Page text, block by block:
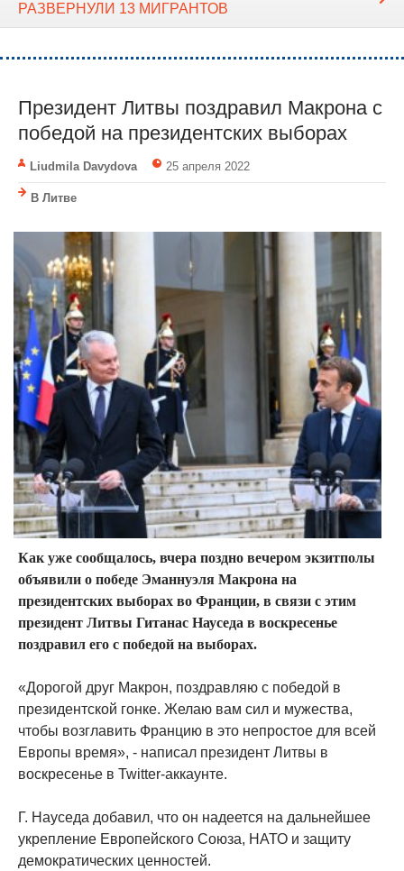
РАЗВЕРНУЛИ 13 МИГРАНТОВ
Президент Литвы поздравил Макрона с
победой на президентских выборах
Liudmila Davydova 25 апреля 2022
В Литве
Как уже сообщалось, вчера поздно вечером экзитполы
объявили о победе Эманнуэля Макрона на
президентских выборах во Франции, в связи с этим
президент Литвы Гитанас Науседа в воскресенье
поздравил его с победой на выборах.
«Дорогой друг Макрон, поздравляю с победой в
президентской гонке. Желаю вам сил и мужества,
чтобы возглавить Францию ​​в это непростое для всей
Европы время», - написал президент Литвы в
воскресенье в Twitter-аккаунте.
Г. Науседа добавил, что он надеется на дальнейшее
укрепление Европейского Союза, НАТО и защиту
демократических ценностей.